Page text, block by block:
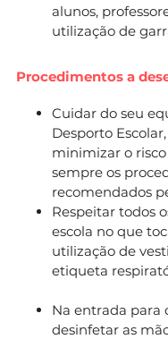
alunos,
utilização de
Procedimentos a
Cuidar do seu
Desporto
minimizar o
sempre os
recomendados
Respeitar todos
escola no que
utilização de
etiqueta
Na entrada para
desinfetar as